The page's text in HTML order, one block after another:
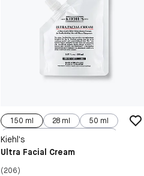
150 ml 28 ml
50 ml
Kiehl’s
Ultra Facial Cream
(206)